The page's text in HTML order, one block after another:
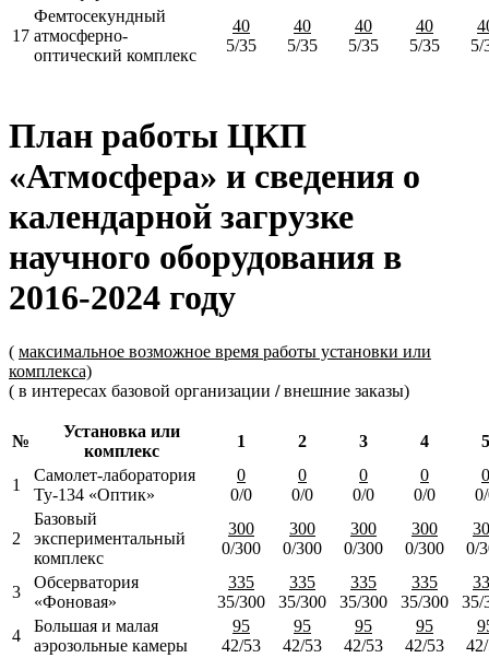
17
Фемтосекундный
атмосферно-
оптический комплекс
40
5/35
40
5/35
40
5/35
40
5/35
5/
План работы ЦКП
«Атмосфера» и сведения о
календарной загрузке
научного оборудования в
2016-2024 году
( максимальное возможное время работы установки или
комплекса)
( в интересах базовой организации /внешние заказы)
№
Установка или
комплекс
1 2 3 4 5
1
Самолет-лаборатория
Ту-134 «Оптик»
0
0/0
0
0/0
0
0/0
0
0/0
0
2
Базовый
экспериментальный
комплекс
300
0/300
300
0/300
300
0/300
300
0/300
0/
3
Обсерватория
«Фоновая»
335
35/300
335
35/300
335
35/300
335
35/300
35/
4
Большая и малая
аэрозольные камеры
95
42/53
95
42/53
95
42/53
95
42/53